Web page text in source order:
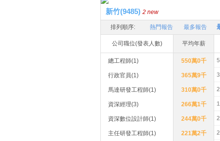
新竹(9485) 2 new
排列順序: 熱門報告 最多報告
公司職位(發表人數) 平均年薪
總工程師(1) 550萬0千
行政官員(1) 365萬9千
馬達研發工程師(1) 310萬0千
資深經理(3) 266萬1千
資深數位設計師(1) 244萬0千
主任研發工程師(1) 221萬2千